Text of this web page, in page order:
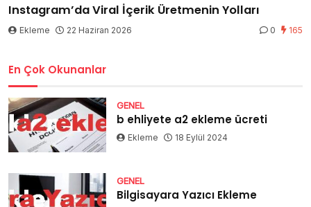
Instagram’da Viral İçerik Üretmenin Yolları
Ekleme 22 Haziran 2026 0 165
En Çok Okunanlar
GENEL
b ehliyete a2 ekleme ücreti
Ekleme 18 Eylül 2024
GENEL
Bilgisayara Yazıcı Ekleme